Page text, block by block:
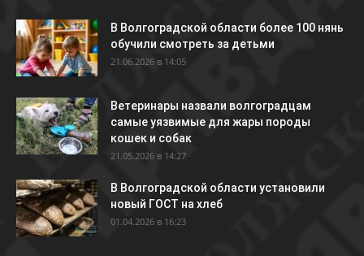
В Волгоградской области более 100 нянь
обучили смотреть за детьми
21.06.2026 в 14:05
Ветеринары назвали волгоградцам
самые уязвимые для жары породы
кошек и собак
21.05.2026 в 14:27
В Волгоградской области установили
новый ГОСТ на хлеб
01.04.2026 в 16:23